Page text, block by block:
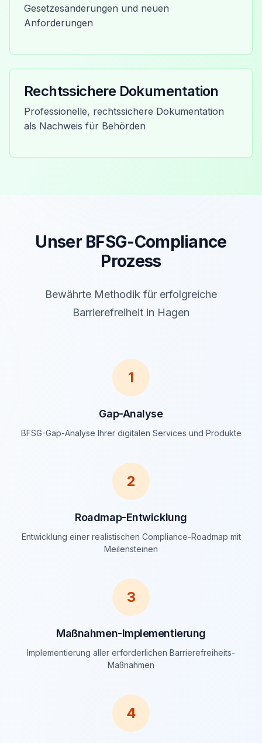
Gesetzesänderungen und neuen
Anforderungen
Rechtssichere Dokumentation
Professionelle, rechtssichere Dokumentation
als Nachweis für Behörden
Unser BFSG-Compliance
Prozess
Bewährte Methodik für erfolgreiche
Barrierefreiheit in Hagen
1
Gap-Analyse
BFSG-Gap-Analyse Ihrer digitalen Services und Produkte
2
Roadmap-Entwicklung
Entwicklung einer realistischen Compliance-Roadmap mit
Meilensteinen
3
Maßnahmen-Implementierung
Implementierung aller erforderlichen Barrierefreiheits-
Maßnahmen
4